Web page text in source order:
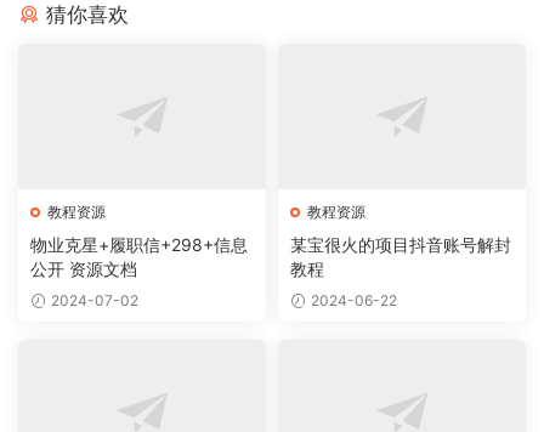
猜你喜欢
教程资源
物业克星+履职信+298+信息
公开 资源文档
2024-07-02
教程资源
某宝很火的项目抖音账号解封
教程
2024-06-22